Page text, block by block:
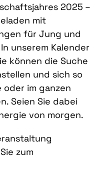
2025 –
mit
für Jung und
unserem Kalender
können die Suche
und sich so
oder im ganzen
Seien Sie dabei
von morgen.
zum